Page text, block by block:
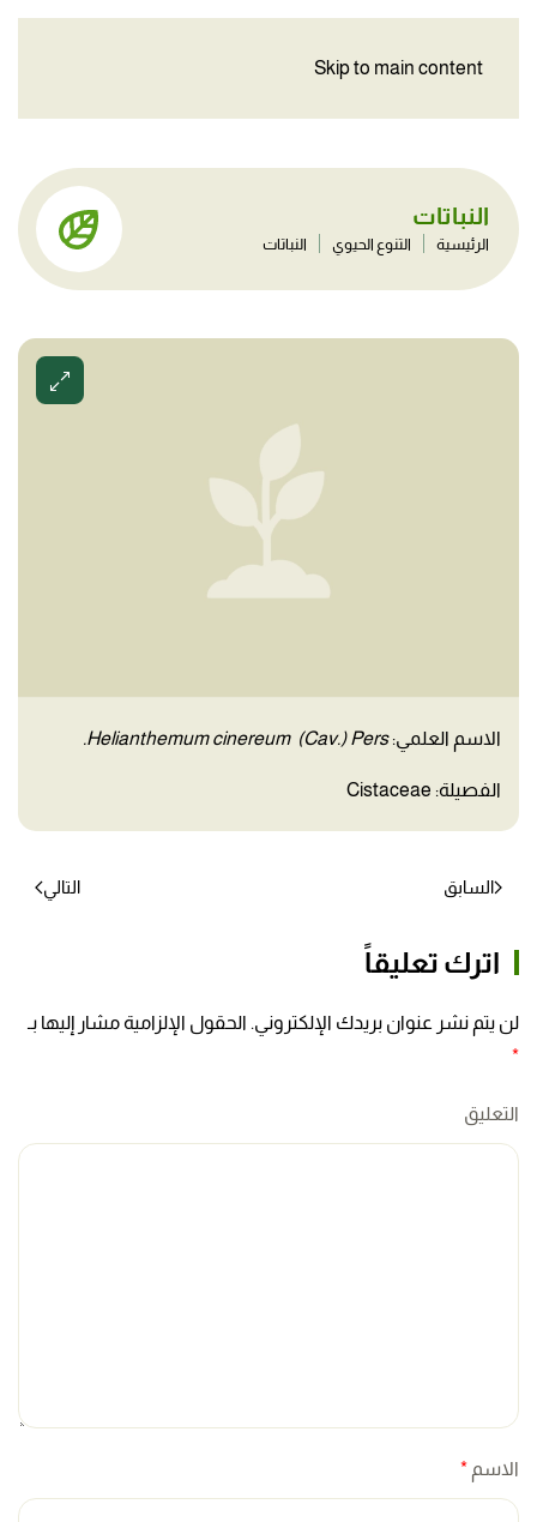
Skip to main content
النباتات
الرئيسية التنوع الحيوي النباتات
الاسم العلمي:Helianthemum cinereum (Cav.) Pers.
الفصيلة: Cistaceae
السابق التالي
اترك تعليقاً
لن يتم نشر عنوان بريدك الإلكتروني. الحقول الإلزامية مشار إليها بـ
*
التعليق
الاسم *